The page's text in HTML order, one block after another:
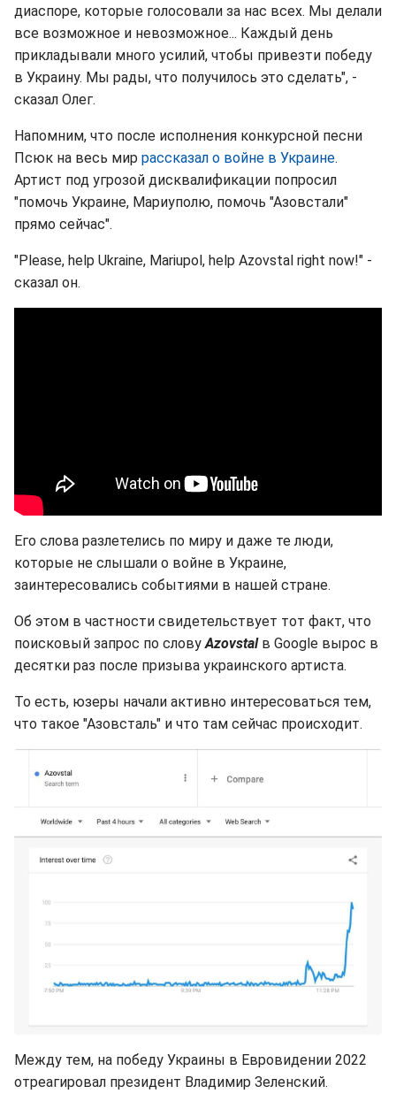
диаспоре, которые голосовали за нас всех. Мы делали
все возможное и невозможное... Каждый день
прикладывали много усилий, чтобы привезти победу
в Украину. Мы рады, что получилось это сделать", -
сказал Олег.
Напомним, что после исполнения конкурсной песни
Псюк на весь мир рассказал о войне в Украине.
Артист под угрозой дисквалификации попросил
"помочь Украине, Мариуполю, помочь "Азовстали"
прямо сейчас".
"Please, help Ukraine, Mariupol, help Azovstal right now!" -
сказал он.
Его слова разлетелись по миру и даже те люди,
которые не слышали о войне в Украине,
заинтересовались событиями в нашей стране.
Об этом в частности свидетельствует тот факт, что
поисковый запрос по словуAzovstal в Google вырос в
десятки раз после призыва украинского артиста.
То есть, юзеры начали активно интересоваться тем,
что такое "Азовсталь" и что там сейчас происходит.
Между тем, на победу Украины в Евровидении 2022
отреагировал президент Владимир Зеленский.